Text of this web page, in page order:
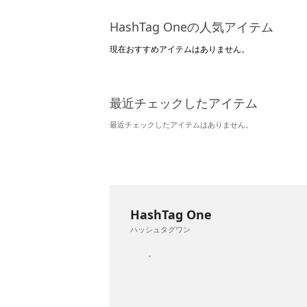
HashTag Oneの人気アイテム
現在おすすめアイテムはありません。
最近チェックしたアイテム
最近チェックしたアイテムはありません。
HashTag One
ハッシュタグワン